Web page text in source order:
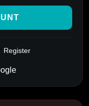
Register